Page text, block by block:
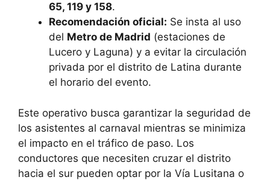
65, 119 y 158.
Recomendación oficial: Se insta al uso
del Metro de Madrid (estaciones de
Lucero y Laguna) y a evitar la circulación
privada por el distrito de Latina durante
el horario del evento.
Este operativo busca garantizar la seguridad de
los asistentes al carnaval mientras se minimiza
el impacto en el tráfico de paso. Los
conductores que necesiten cruzar el distrito
hacia el sur pueden optar por la Vía Lusitana o